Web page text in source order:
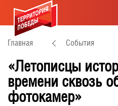
Главная События
«Летописцы
времени сквозь
фотокамер»